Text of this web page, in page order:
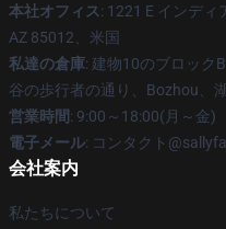
本社オフィス: 1221 E インディ
AZ 85012、米国
私達の倉庫: 建物10のブロック
谷の歩行者の通り、Bozhou、
営業時間: 9:00～18:00(月～金)
電子メール: コンタクト
会社案内
私たちについて